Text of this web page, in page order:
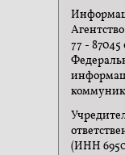
77 - 87045
(ИНН